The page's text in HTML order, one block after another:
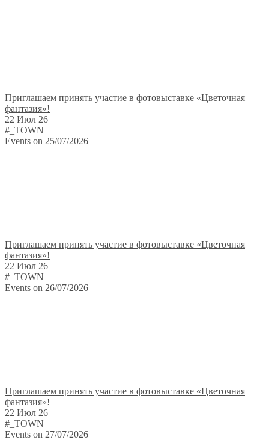
Приглашаем принять участие в фотовыставке «Цветочная
фантазия»!
22 Июл 26
#_TOWN
Events on 25/07/2026
Приглашаем принять участие в фотовыставке «Цветочная
фантазия»!
22 Июл 26
#_TOWN
Events on 26/07/2026
Приглашаем принять участие в фотовыставке «Цветочная
фантазия»!
22 Июл 26
#_TOWN
Events on 27/07/2026